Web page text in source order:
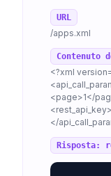
URL
/apps.xml
Contenuto
<?xml
<page>1</
</
Risposta: